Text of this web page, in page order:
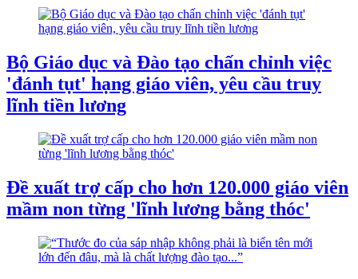
Bộ Giáo dục và Đào tạo chấn chỉnh việc
'đánh tụt' hạng giáo viên, yêu cầu truy
lĩnh tiền lương
Đề xuất trợ cấp cho hơn 120.000 giáo viên
mầm non từng 'lĩnh lương bằng thóc'